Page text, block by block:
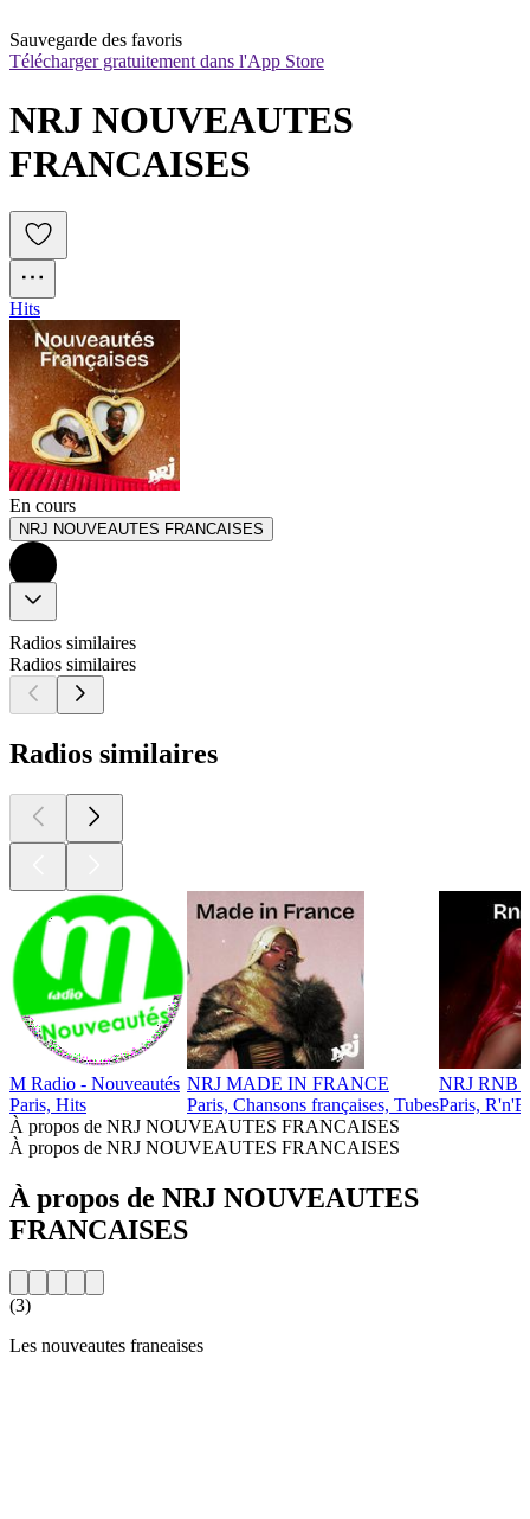
Sauvegarde des favoris
Télécharger gratuitement dans l'App Store
NRJ NOUVEAUTES
FRANCAISES
Hits
En cours
NRJ NOUVEAUTES FRANCAISES
Radios similaires
Radios similaires
Radios similaires
M Radio - Nouveautés
Paris, Hits
NRJ MADE IN FRANCE
Paris, Chansons françaises, Tubes
NRJ RNB
Paris, R'n'B
À propos de NRJ NOUVEAUTES FRANCAISES
À propos de NRJ NOUVEAUTES FRANCAISES
À propos de NRJ NOUVEAUTES
FRANCAISES
(3)
Les nouveautes franeaises